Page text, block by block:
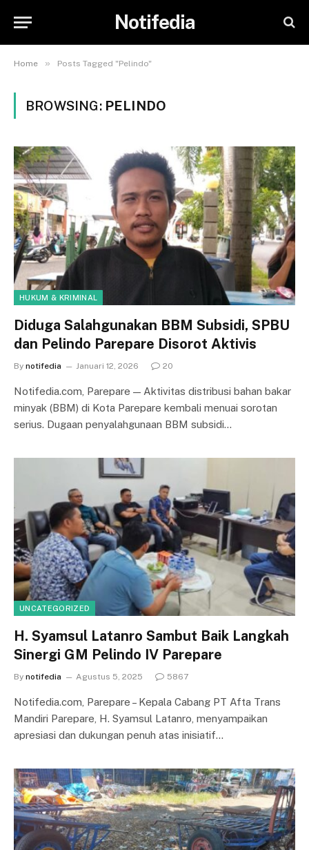
Notifedia
Home » Posts Tagged "Pelindo"
BROWSING: PELINDO
HUKUM & KRIMINAL
Diduga Salahgunakan BBM Subsidi, SPBU
dan Pelindo Parepare Disorot Aktivis
By notifedia Januari 12, 2026 20
Notifedia.com, Parepare — Aktivitas distribusi bahan bakar
minyak (BBM) di Kota Parepare kembali menuai sorotan
serius. Dugaan penyalahgunaan BBM subsidi…
UNCATEGORIZED
H. Syamsul Latanro Sambut Baik Langkah
Sinergi GM Pelindo IV Parepare
By notifedia Agustus 5, 2025 5867
Notifedia.com, Parepare – Kepala Cabang PT Afta Trans
Mandiri Parepare, H. Syamsul Latanro, menyampaikan
apresiasi dan dukungan penuh atas inisiatif…